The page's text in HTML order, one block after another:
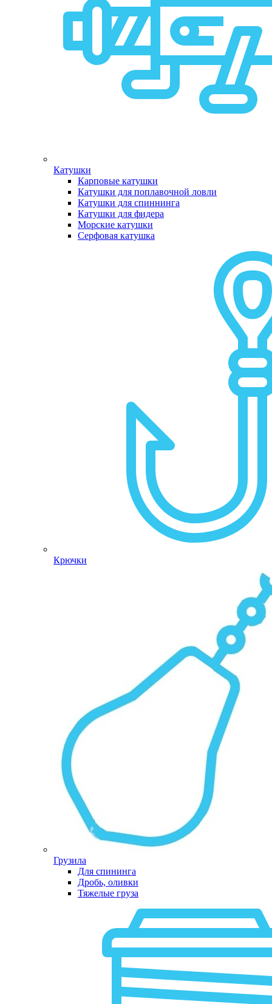
Катушки
Карповые катушки
Катушки для поплавочной ловли
Катушки для спиннинга
Катушки для фидера
Морские катушки
Серфовая катушка
Крючки
Грузила
Для спининга
Дробь, оливки
Тяжелые груза